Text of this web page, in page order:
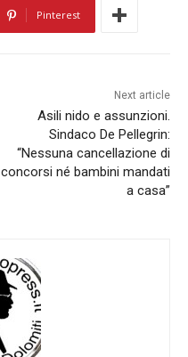
Pinterest
Next article
Asili nido e assunzioni.
Sindaco De Pellegrin:
“Nessuna cancellazione di
concorsi né bambini mandati
a casa”